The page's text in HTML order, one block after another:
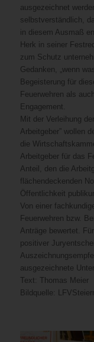
ausgezeichnet
selbstverständlich,
in diesem Ausmaß
Herk in seiner
zum Schutz
Gedanken, „wenn
Begeisterung für
Feuerwehren als
Engagement.
Mit der Verleihung
Arbeitgeber” wollen
die
Arbeitgeber für das
Anteil, den die
flächendeckenden
Öffentlichkeit
Von einer
Feuerwehren bzw.
Anträge bewertet.
positiver
ausgezeichnete
Text: Thomas Meier
Bildquelle: